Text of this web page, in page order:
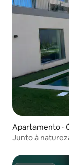
Apartamento ⋅
Junto à